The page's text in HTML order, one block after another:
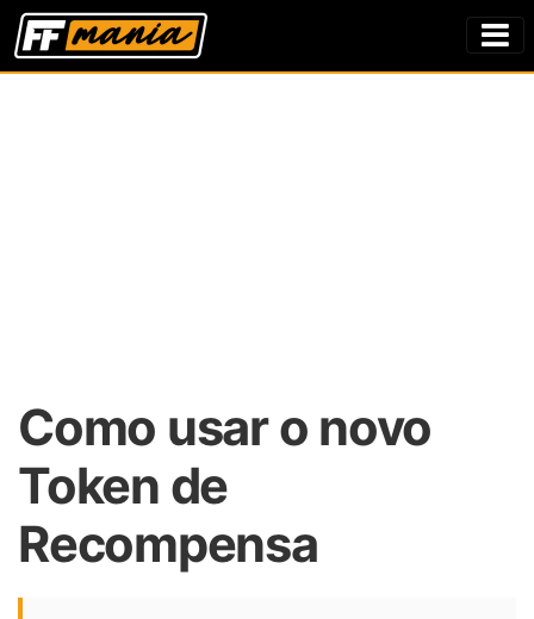
Como usar o novo
Token de
Recompensa